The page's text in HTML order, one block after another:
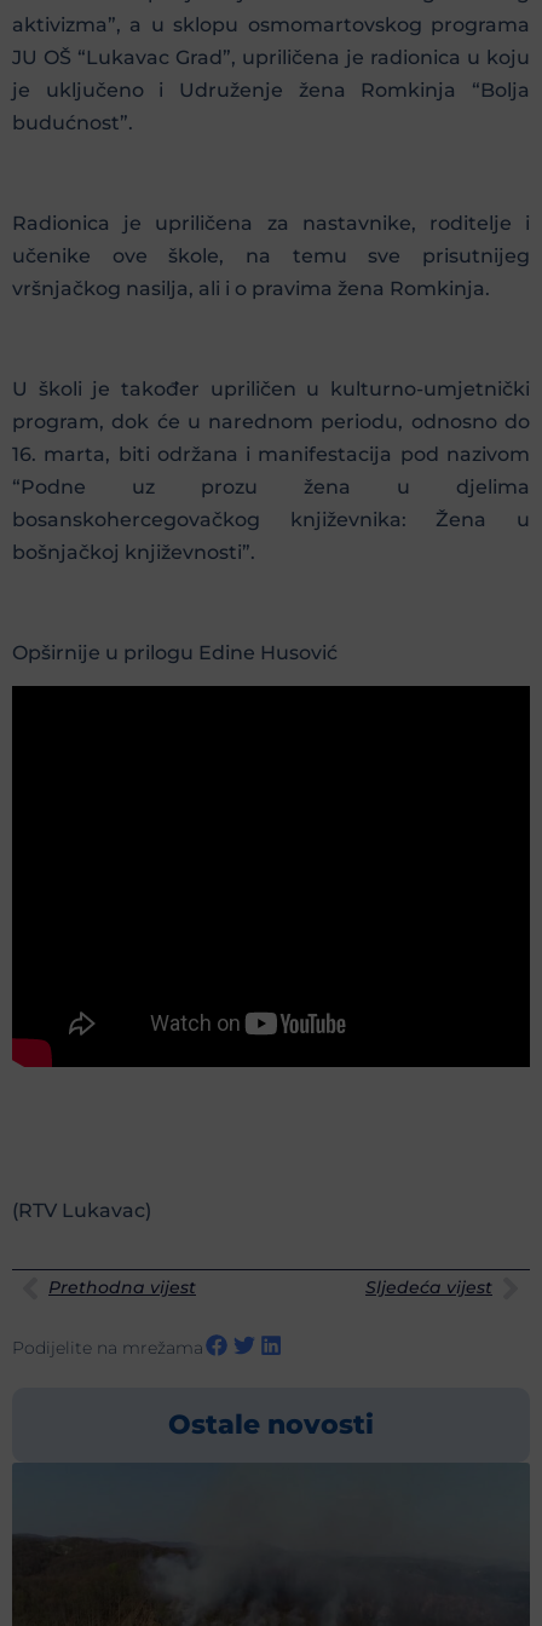
aktivizma”, a u sklopu osmomartovskog programa
JU OŠ “Lukavac Grad”, upriličena je radionica u koju
je uključeno i Udruženje žena Romkinja “Bolja
budućnost”.
Radionica je upriličena za nastavnike, roditelje i
učenike ove škole, na temu sve prisutnijeg
vršnjačkog nasilja, ali i o pravima žena Romkinja.
U školi je također upriličen u kulturno-umjetnički
program, dok će u narednom periodu, odnosno do
16. marta, biti održana i manifestacija pod nazivom
“Podne uz prozu žena u djelima
bosanskohercegovačkog književnika: Žena u
bošnjačkoj književnosti”.
Opširnije u prilogu Edine Husović
(RTV Lukavac)
Prethodna vijest Sljedeća vijest
Podijelite na mrežama
Ostale novosti